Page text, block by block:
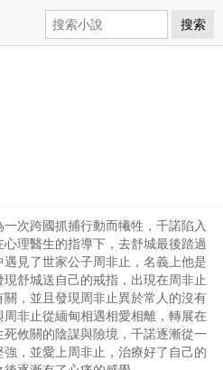
搜索
次跨國抓捕行動而犧牲，千諾陷入
理醫生的指導下，去舒城最後踏過
見了世家公子周非止，名義上他是
舒城送自己的戒指，出現在周非止
，並且發現周非止異於常人的沒有
非止從緬甸相遇相愛相離，轉展在
攸關的陰謀與險境，千諾逐漸從一
，並愛上周非止，治療好了自己的